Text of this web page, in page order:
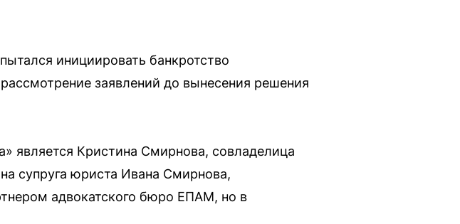
инициировать банкротство
заявлений до вынесения решения
является Кристина Смирнова, совладелица
супруга юриста Ивана Смирнова,
адвокатского бюро ЕПАМ, но в